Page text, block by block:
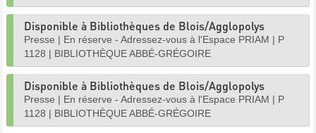
Disponible à Bibliothèques de Blois/Agglopolys
Presse | En réserve - Adressez-vous à l'Espace PRIAM | P
1128 | BIBLIOTHÈQUE ABBÉ-GRÉGOIRE
Disponible à Bibliothèques de Blois/Agglopolys
Presse | En réserve - Adressez-vous à l'Espace PRIAM | P
1128 | BIBLIOTHÈQUE ABBÉ-GRÉGOIRE